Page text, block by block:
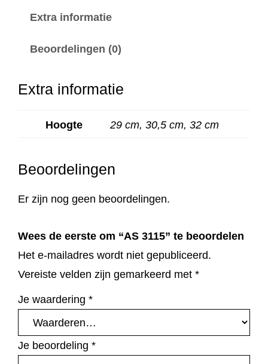
l
Extra informatie
Beoordelingen (0)
Extra informatie
Hoogte 29 cm, 30,5 cm, 32 cm
Beoordelingen
Er zijn nog geen beoordelingen.
Wees de eerste om “AS 3115” te beoordelen
Het e-mailadres wordt niet gepubliceerd.
Vereiste velden zijn gemarkeerd met *
Je waardering *
Je beoordeling *